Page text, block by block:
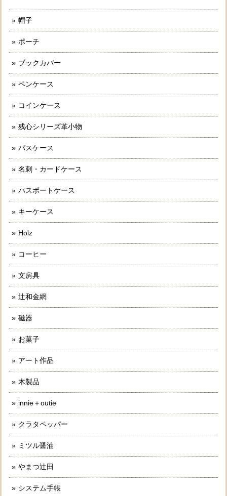
帽子
ポーチ
ブックカバー
ペンケース
コインケース
残心シリーズ革小物
パスケース
名刺・カードケース
パスポートケース
キーケース
Holz
コーヒー
文房具
辻和金網
磁器
お菓子
アート作品
木製品
innie＋outie
クラタペッパー
ミツル醤油
やまつ辻田
システム手帳